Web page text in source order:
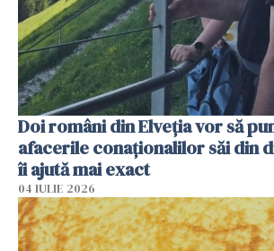
Doi români din Elveția vor să
afacerile conaționalilor săi din
îi ajută mai exact
04 IULIE 2026